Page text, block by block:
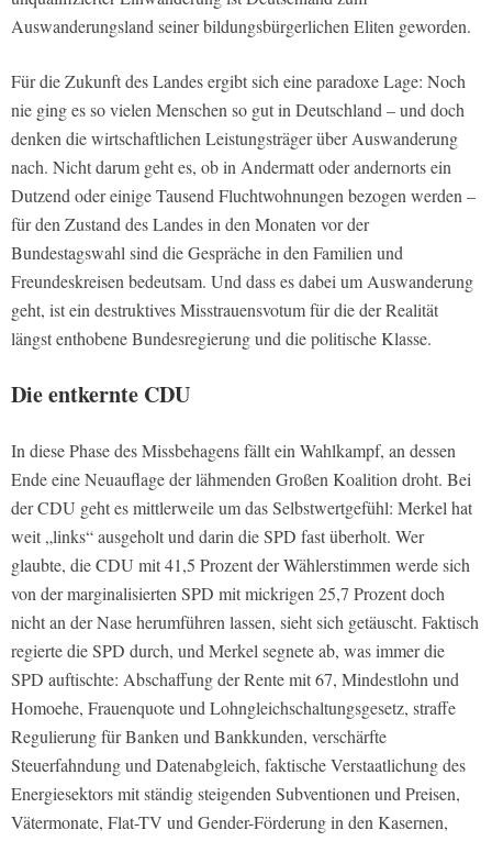
Auswanderungsland seiner bildungsbürgerlichen Eliten geworden.
Für die Zukunft des Landes ergibt sich eine paradoxe Lage: Noch
nie ging es so vielen Menschen so gut in Deutschland – und doch
denken die wirtschaftlichen Leistungsträger über Auswanderung
nach. Nicht darum geht es, ob in Andermatt oder andernorts ein
Dutzend oder einige Tausend Fluchtwohnungen bezogen werden –
für den Zustand des Landes in den Monaten vor der
Bundestagswahl sind die Gespräche in den Familien und
Freundeskreisen bedeutsam. Und dass es dabei um Auswanderung
geht, ist ein destruktives Misstrauensvotum für die der Realität
längst enthobene Bundesregierung und die politische Klasse.
Die entkernte CDU
In diese Phase des Missbehagens fällt ein Wahlkampf, an dessen
Ende eine Neuauflage der lähmenden Großen Koalition droht. Bei
der CDU geht es mittlerweile um das Selbstwertgefühl: Merkel hat
weit „links“ ausgeholt und darin die SPD fast überholt. Wer
glaubte, die CDU mit 41,5 Prozent der Wählerstimmen werde sich
von der marginalisierten SPD mit mickrigen 25,7 Prozent doch
nicht an der Nase herumführen lassen, sieht sich getäuscht. Faktisch
regierte die SPD durch, und Merkel segnete ab, was immer die
SPD auftischte: Abschaffung der Rente mit 67, Mindestlohn und
Homoehe, Frauenquote und Lohngleichschaltungsgesetz, straffe
Regulierung für Banken und Bankkunden, verschärfte
Steuerfahndung und Datenabgleich, faktische Verstaatlichung des
Energiesektors mit ständig steigenden Subventionen und Preisen,
Vätermonate, Flat-TV und Gender-Förderung in den Kasernen,